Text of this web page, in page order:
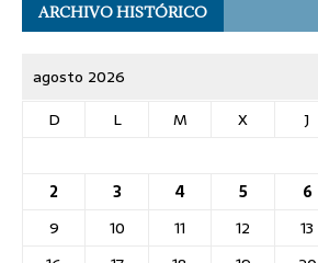
ARCHIVO HISTÓRICO
agosto 2026
D
L M X J
2
3 4 5 6
9
10 11 12 13